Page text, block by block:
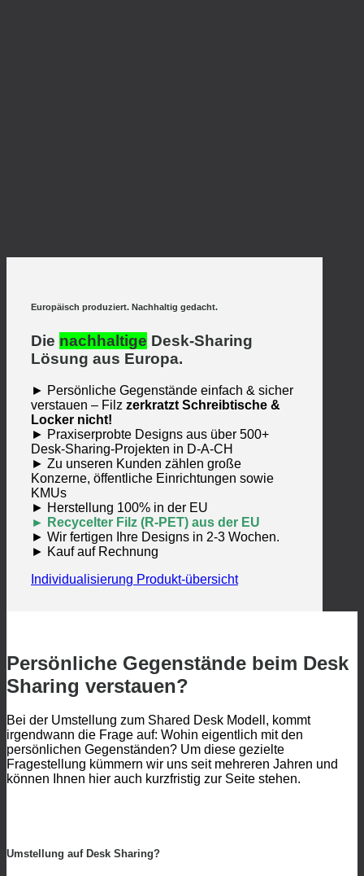
Europäisch produziert. Nachhaltig gedacht.
Die nachhaltige Desk-Sharing
Lösung aus Europa.
► Persönliche Gegenstände einfach & sicher
verstauen – Filz zerkratzt Schreibtische &
Locker nicht!
► Praxiserprobte Designs aus über 500+
Desk-Sharing-Projekten in D-A-CH
► Zu unseren Kunden zählen große
Konzerne, öffentliche Einrichtungen sowie
KMUs
► Herstellung 100% in der EU
► Recycelter Filz (R-PET) aus der EU
► Wir fertigen Ihre Designs in 2-3 Wochen.
► Kauf auf Rechnung
Individualisierung Produkt-übersicht
Persönliche Gegenstände beim Desk
Sharing verstauen?
Bei der Umstellung zum Shared Desk Modell, kommt
irgendwann die Frage auf: Wohin eigentlich mit den
persönlichen Gegenständen? Um diese gezielte
Fragestellung kümmern wir uns seit mehreren Jahren und
können Ihnen hier auch kurzfristig zur Seite stehen.
Umstellung auf Desk Sharing?